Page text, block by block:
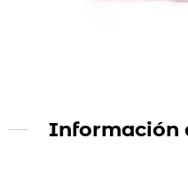
Información